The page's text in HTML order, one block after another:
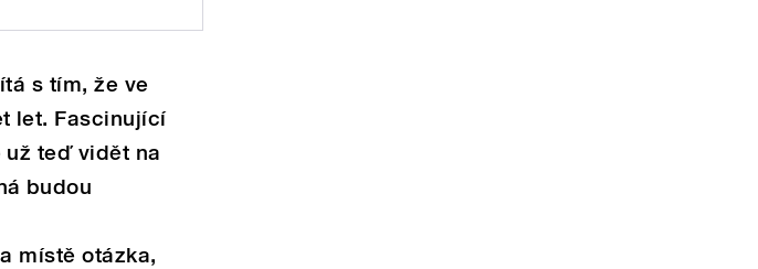
s tím, že ve
let. Fascinující
teď vidět na
budou
místě otázka,